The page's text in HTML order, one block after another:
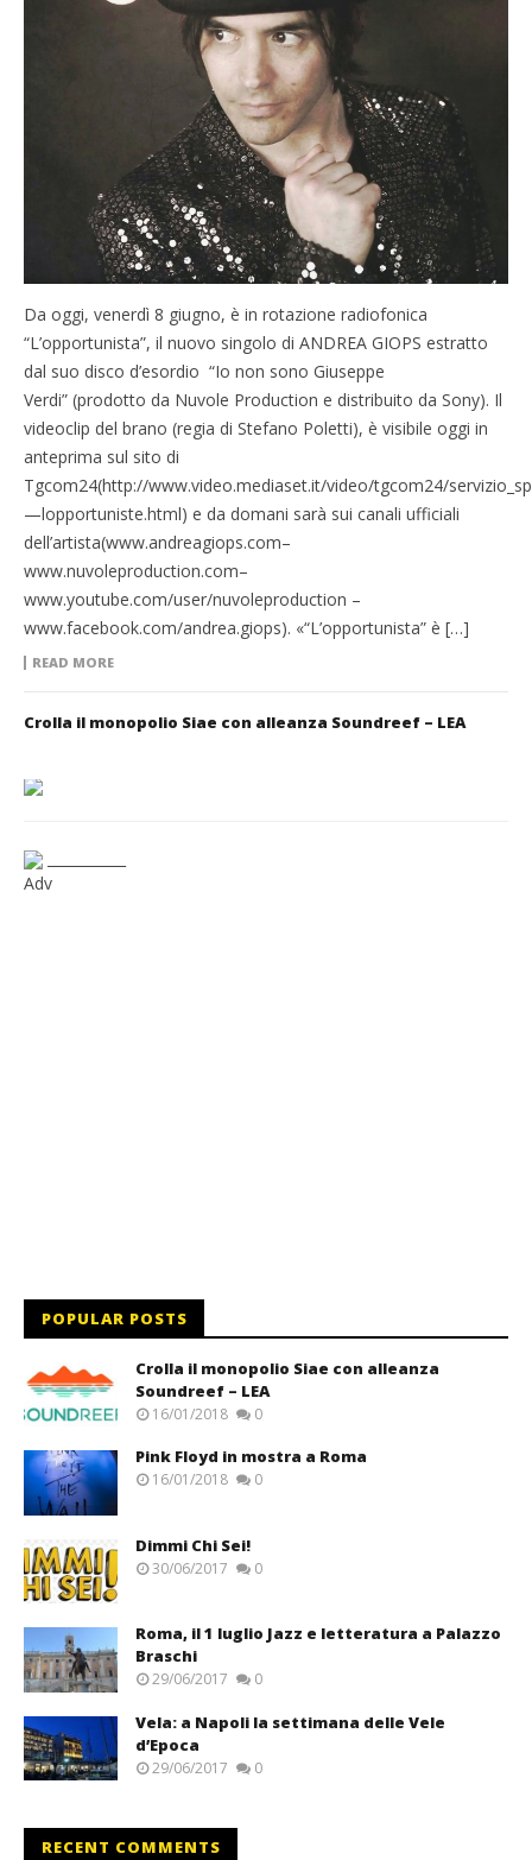
Da oggi, venerdì 8 giugno, è in rotazione radiofonica
“L’opportunista”, il nuovo singolo di ANDREA GIOPS estratto
dal suo disco d’esordio “Io non sono Giuseppe
Verdi” (prodotto da Nuvole Production e distribuito da Sony). Il
videoclip del brano (regia di Stefano Poletti), è visibile oggi in
anteprima sul sito di
Tgcom24(http://www.video.mediaset.it/video/tgcom24/
—lopportuniste.html) e da domani sarà sui canali ufficiali
dell’artista(www.andreagiops.com–
www.nuvoleproduction.com–
www.youtube.com/user/nuvoleproduction –
www.facebook.com/andrea.giops). «“L’opportunista” è […]
READ MORE
Crolla il monopolio Siae con alleanza Soundreef – LEA
Adv
POPULAR POSTS
Crolla il monopolio Siae con alleanza
Soundreef – LEA
16/01/2018 0
Pink Floyd in mostra a Roma
16/01/2018 0
Dimmi Chi Sei!
30/06/2017 0
Roma, il 1 luglio Jazz e letteratura a Palazzo
Braschi
29/06/2017 0
Vela: a Napoli la settimana delle Vele
d’Epoca
29/06/2017 0
RECENT COMMENTS